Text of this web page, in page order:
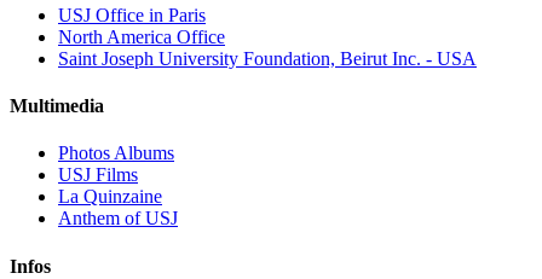
USJ Office in Paris
North America Office
Saint Joseph University Foundation, Beirut Inc. - USA
Multimedia
Photos Albums
USJ Films
La Quinzaine
Anthem of USJ
Infos